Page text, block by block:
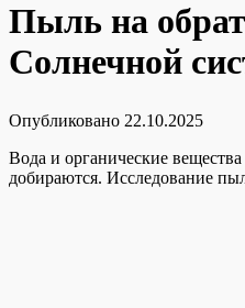
Пыль на
Солнечной
Опубликовано 22.10.2025
Вода и органические
добираются. Исследование